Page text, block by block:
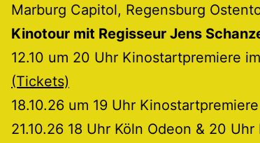
Marburg Capitol, Regensburg
Kinotour mit Regisseur Jens
12.10 um 20 Uhr Kinostartpremiere
(Tickets)
18.10.26 um 19 Uhr
21.10.26 18 Uhr Köln Odeon & 20